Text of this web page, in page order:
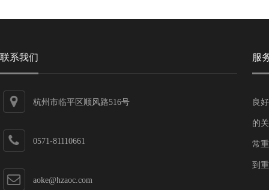
联系我们
杭州市临平区顺风路516号
0571-81110661
aoke@hzaoc.com
服
良
的
常
到